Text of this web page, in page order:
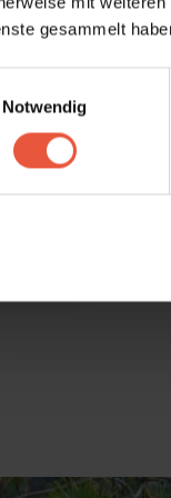
gesammelt
Notwendig
am